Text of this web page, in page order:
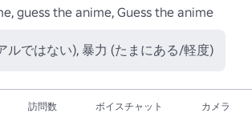
guess the anime, Guess the anime
ルではない), 暴力 (たまにある/軽度)
訪問数
ボイスチャット
カメラ